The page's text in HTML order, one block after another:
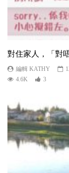
對住家人，「對
編輯 KATHY
4.6K
3